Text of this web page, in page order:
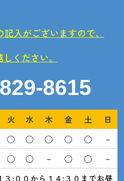
入がございますので、
ください。
8615
火 水 木 金 土
日
◯ ◯ ◯ ◯ ◯
－
◯ ◯ － ◯ ◯
－
:００から１４:３０までお昼